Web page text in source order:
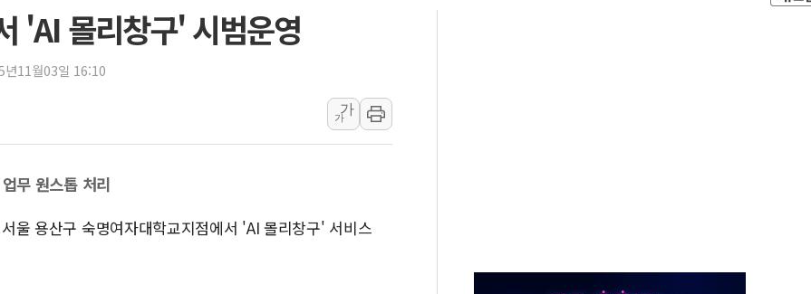
주말 무더위·열대야 지속…내륙 곳곳 소나기
오세훈 "용산공원 주택 검토, 민주당 스스로 원칙 뒤집는 것"
충북 주말 무더위 지속…청주·진천 35도, 곳곳 소나기
10월 보완수사권 폐지·공소청 출범…피해자들 '범죄 사각지대' 우려
한상협, 업계 개인정보 보안 새판 짠다…'자율규제단체' 타진
민주당, 오늘 제주·인천 경선 발표...김민석 '재역전' vs 정청래 '격차 확대'
뉴욕증시, 고용 쇼크에 금리 인상 우려 후퇴…S&P500 최고치
유럽증시, 美 고용 예상 밖 부진에 연준 금리 인상 가능성 낮아지며 상승… STOXX 600 지수는 나흘 연속 최고치
'AI 몰리창구' 시범운영
년11월03일 16:10
가
가
무 원스톱 처리
울 용산구 숙명여자대학교지점에서 'AI 몰리창구' 서비스